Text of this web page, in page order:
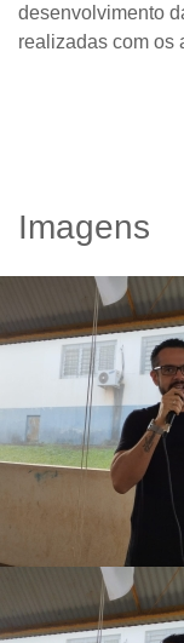
desenvolvimento
realizadas com os
Imagens